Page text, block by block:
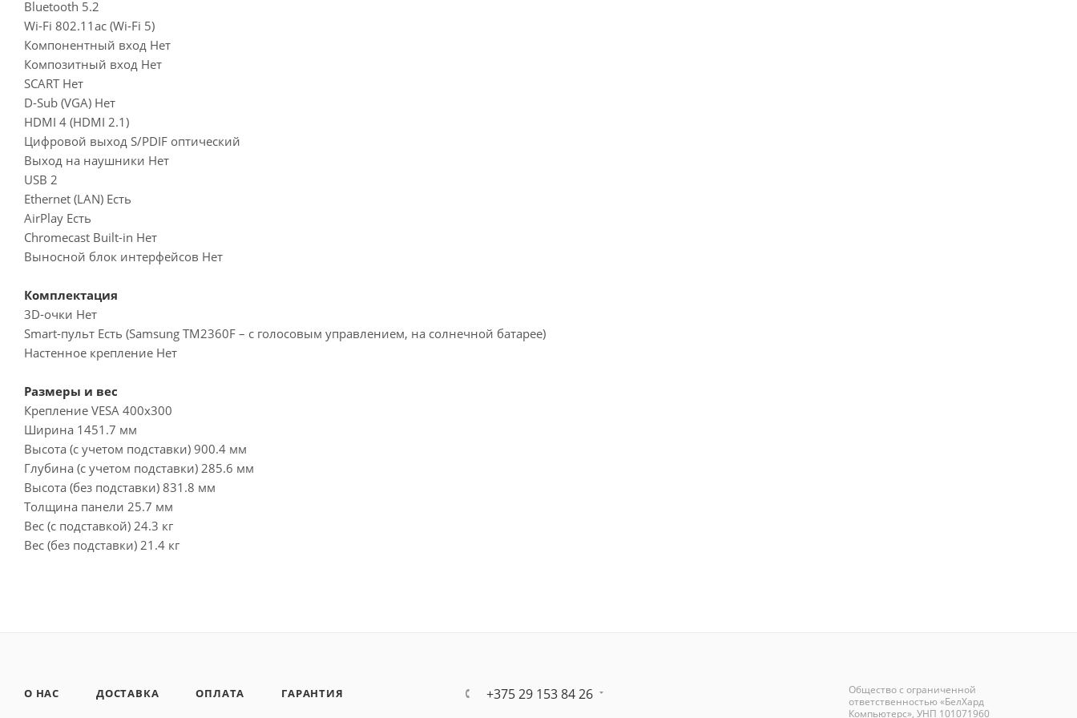
Bluetooth 5.2
Wi-Fi 802.11ac (Wi-Fi 5)
Компонентный вход Нет
Композитный вход Нет
SCART Нет
D-Sub (VGA) Нет
HDMI 4 (HDMI 2.1)
Цифровой выход S/PDIF оптический
Выход на наушники Нет
USB 2
Ethernet (LAN) Есть
AirPlay Есть
Chromecast Built-in Нет
Выносной блок интерфейсов Нет
Комплектация
3D-очки Нет
Smart-пульт Есть (Samsung TM2360F – с голосовым управлением, на солнечной батарее)
Настенное крепление Нет
Размеры и вес
Крепление VESA 400x300
Ширина 1451.7 мм
Высота (с учетом подставки) 900.4 мм
Глубина (с учетом подставки) 285.6 мм
Высота (без подставки) 831.8 мм
Толщина панели 25.7 мм
Вес (с подставкой) 24.3 кг
Вес (без подставки) 21.4 кг
О НАС ДОСТАВКА ОПЛАТА
ГАРАНТИЯ
+375 29 153 84 26
Общество с ограниченной
ответственностью «БелХард
Компьютерс», УНП 101071960